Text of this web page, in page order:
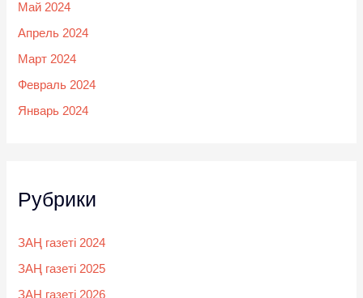
Май 2024
Апрель 2024
Март 2024
Февраль 2024
Январь 2024
Рубрики
ЗАҢ газеті 2024
ЗАҢ газеті 2025
ЗАҢ газеті 2026